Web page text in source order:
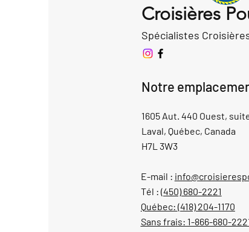
Croisières
Spécialistes
Notre
1605 Aut. 440 Ouest,
Laval, Québec, Canada
H7L 3W3
E-mail :
Tél : (450) 680-2221
Québec: (418) 204-1170
Sans frais: 1-866-680-